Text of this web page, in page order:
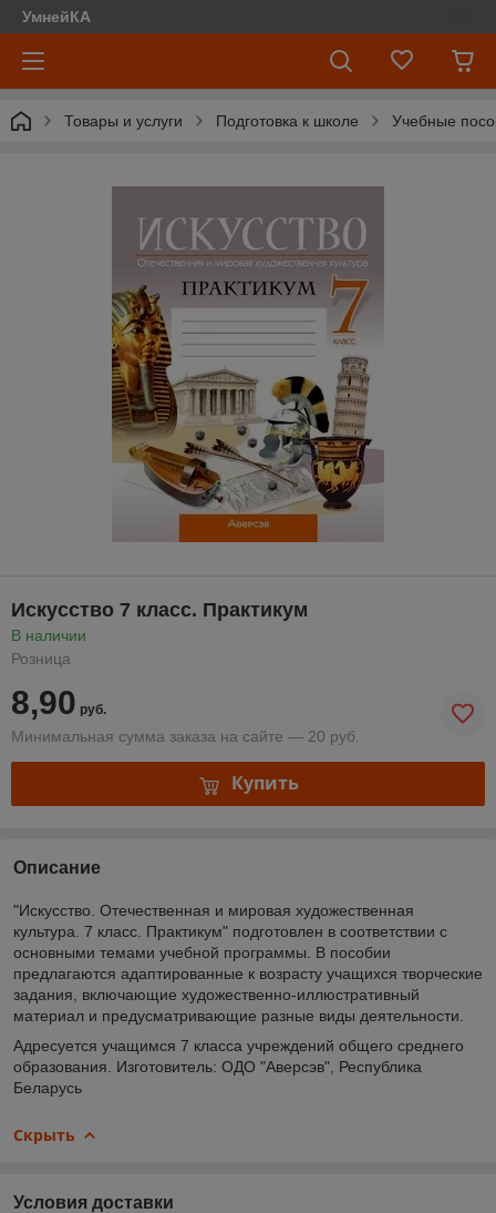
УмнейКА
Товары и услуги Подготовка к школе Учебные
Искусство 7 класс. Практикум
В наличии
Розница
8,90 руб.
Минимальная сумма заказа на сайте — 20 руб.
Купить
Описание
"Искусство. Отечественная и мировая художественная
культура. 7 класс. Практикум" подготовлен в соответствии с
основными темами учебной программы. В пособии
предлагаются адаптированные к возрасту учащихся творческие
задания, включающие художественно-иллюстративный
материал и предусматривающие разные виды деятельности.
Адресуется учащимся 7 класса учреждений общего среднего
образования. Изготовитель: ОДО "Аверсэв", Республика
Беларусь
Скрыть
Условия доставки